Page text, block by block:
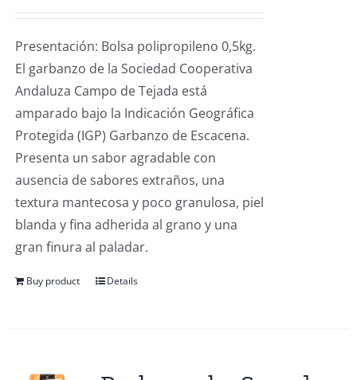
Presentación: Bolsa polipropileno 0,5kg.
El garbanzo de la Sociedad Cooperativa
Andaluza Campo de Tejada está
amparado bajo la Indicación Geográfica
Protegida (IGP) Garbanzo de Escacena.
Presenta un sabor agradable con
ausencia de sabores extraños, una
textura mantecosa y poco granulosa, piel
blanda y fina adherida al grano y una
gran finura al paladar.
Buy product Details